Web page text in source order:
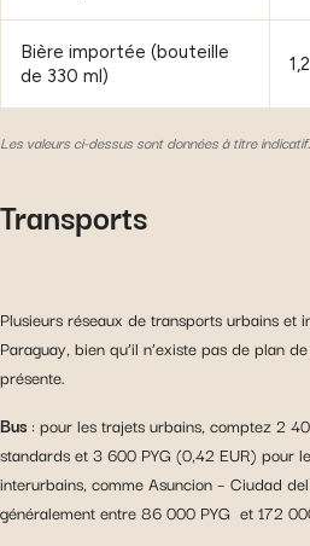
Bière importée (bouteille
de 330 ml)
Les valeurs ci-dessus sont données à titre indicatif.
Transports
Plusieurs réseaux de transports urbains et
Paraguay, bien qu’il n’existe pas de plan
présente.
Bus : pour les trajets urbains, comptez 2
standards et 3 600 PYG (0,42 EUR) pour
interurbains, comme Asuncion – Ciudad
généralement entre 86 000 PYG et 172